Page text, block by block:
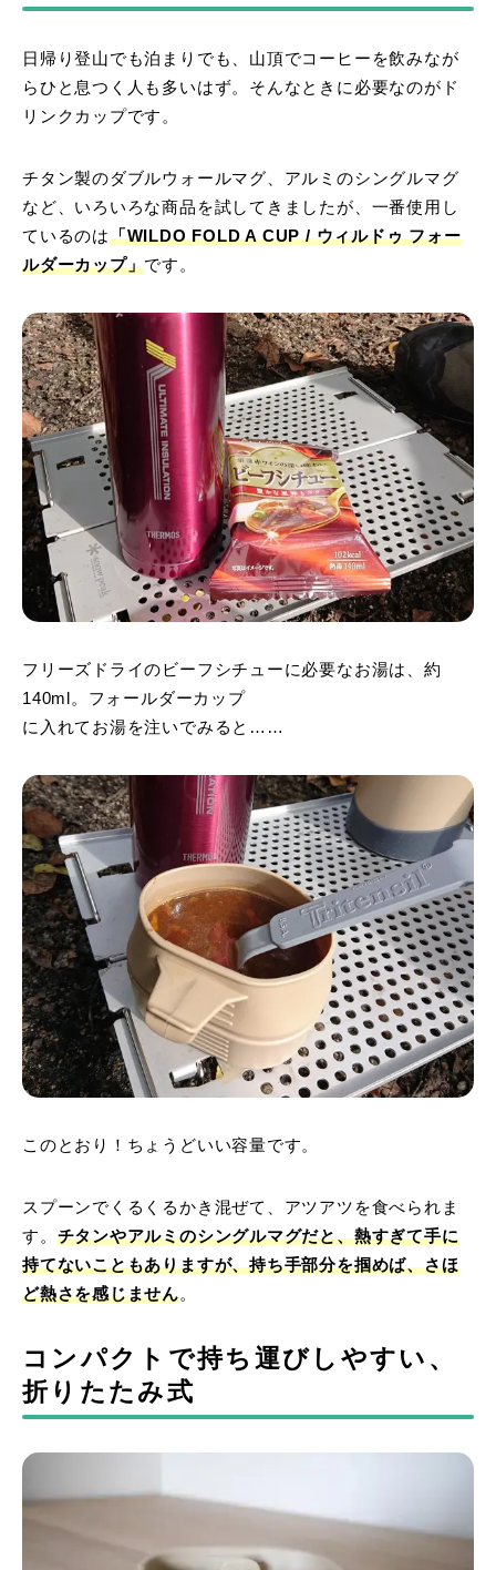
日帰り登山でも泊まりでも、山頂でコーヒーを飲みなが
らひと息つく人も多いはず。そんなときに必要なのがド
リンクカップです。
チタン製のダブルウォールマグ、アルミのシングルマグ
など、いろいろな商品を試してきましたが、一番使用し
ているのは「WILDO FOLD A CUP / ウィルドゥ フォー
ルダーカップ」です。
フリーズドライのビーフシチューに必要なお湯は、約
140ml。フォールダーカップ
に入れてお湯を注いでみると……
このとおり！ちょうどいい容量です。
スプーンでくるくるかき混ぜて、アツアツを食べられま
す。 チタンやアルミのシングルマグだと、熱すぎて手に
持てないこともありますが、持ち手部分を掴めば、さほ
ど熱さを感じません。
コンパクトで持ち運びしやすい、
折りたたみ式